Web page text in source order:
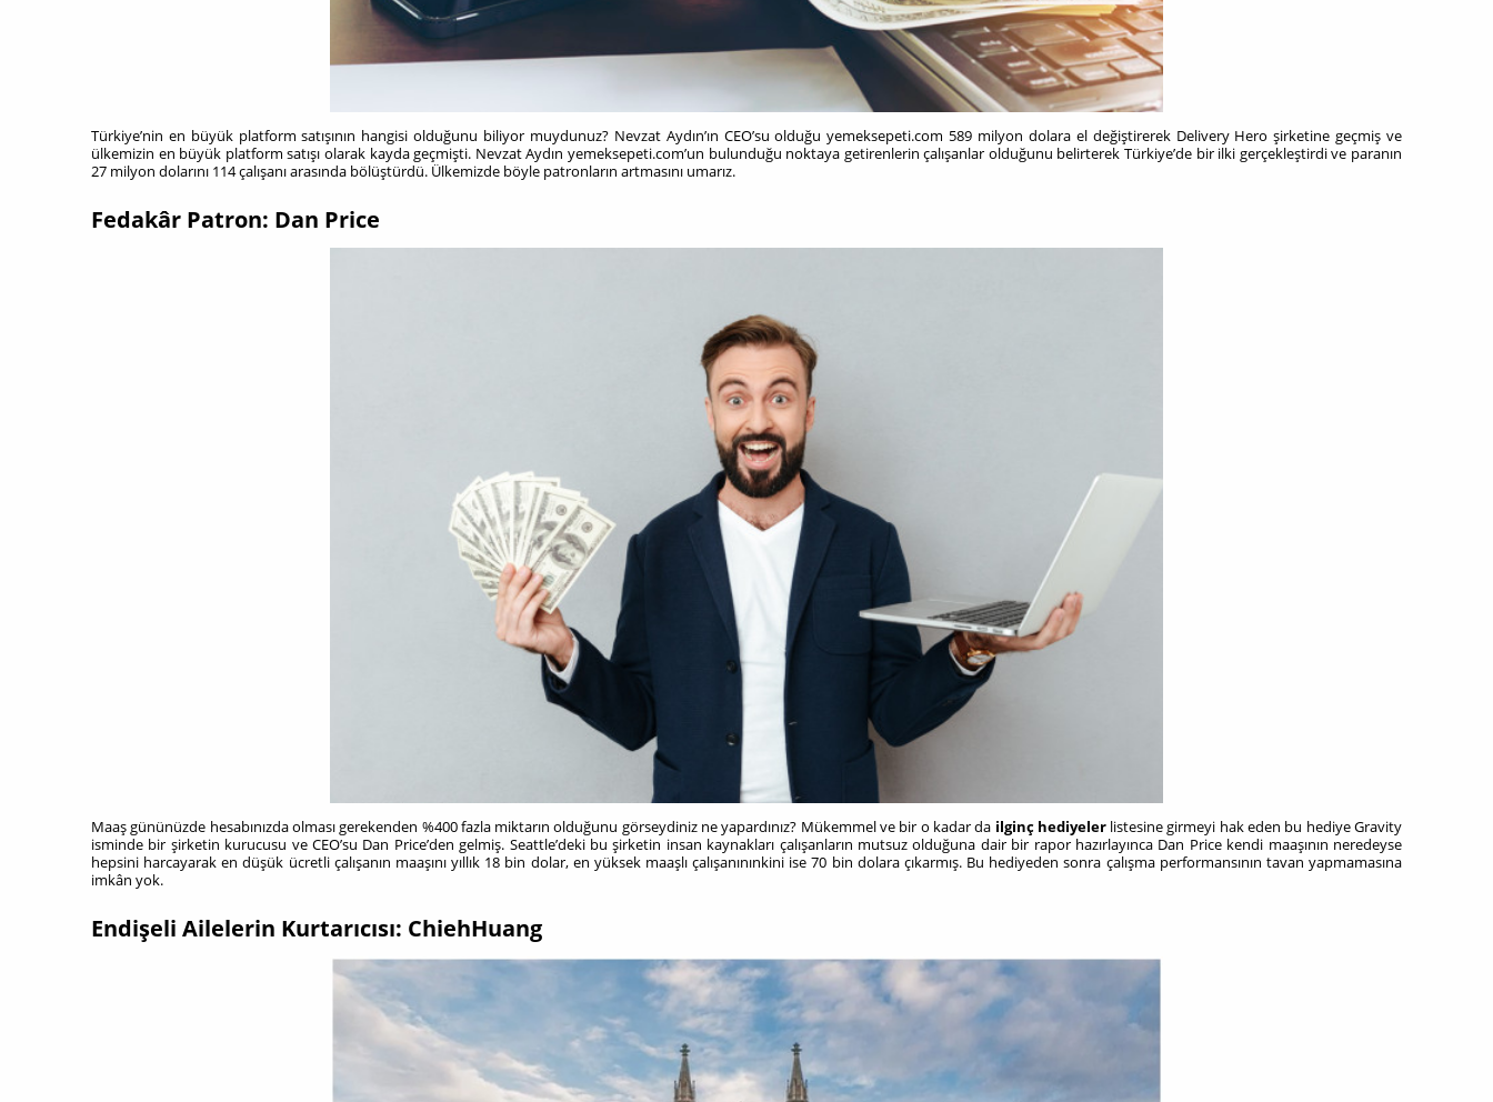
Türkiye’nin en büyük platform satışının hangisi olduğunu biliyor muydunuz? Nevzat Aydın’ın CEO’su olduğu yemeksepeti.com 589 milyon dolara el değiştirerek Delivery Hero şirketine geçmiş ve
ülkemizin en büyük platform satışı olarak kayda geçmişti. Nevzat Aydın yemeksepeti.com’un bulunduğu noktaya getirenlerin çalışanlar olduğunu belirterek Türkiye’de bir ilki gerçekleştirdi ve paranın
27 milyon dolarını 114 çalışanı arasında bölüştürdü. Ülkemizde böyle patronların artmasını umarız.
Fedakâr Patron: Dan Price
Maaş gününüzde hesabınızda olması gerekenden %400 fazla miktarın olduğunu görseydiniz ne yapardınız? Mükemmel ve bir o kadar da ilginç hediyeler listesine girmeyi hak eden bu hediye Gravity
isminde bir şirketin kurucusu ve CEO’su Dan Price’den gelmiş. Seattle’deki bu şirketin insan kaynakları çalışanların mutsuz olduğuna dair bir rapor hazırlayınca Dan Price kendi maaşının neredeyse
hepsini harcayarak en düşük ücretli çalışanın maaşını yıllık 18 bin dolar, en yüksek maaşlı çalışanınınkini ise 70 bin dolara çıkarmış. Bu hediyeden sonra çalışma performansının tavan yapmamasına
imkân yok.
Endişeli Ailelerin Kurtarıcısı: ChiehHuang